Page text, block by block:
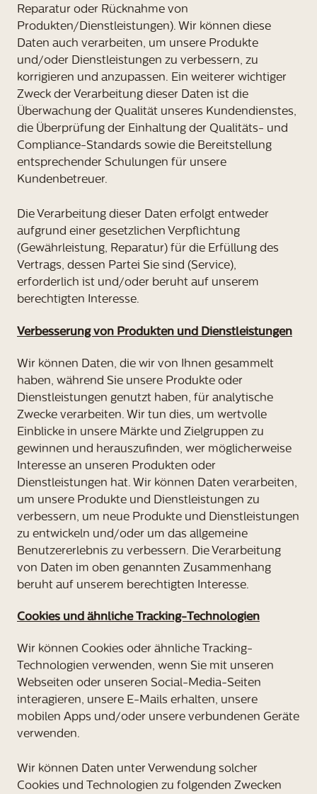
Reparatur oder Rücknahme von
Produkten/Dienstleistungen). Wir können diese
Daten auch verarbeiten, um unsere Produkte
und/oder Dienstleistungen zu verbessern, zu
korrigieren und anzupassen. Ein weiterer wichtiger
Zweck der Verarbeitung dieser Daten ist die
Überwachung der Qualität unseres Kundendienstes,
die Überprüfung der Einhaltung der Qualitäts- und
Compliance-Standards sowie die Bereitstellung
entsprechender Schulungen für unsere
Kundenbetreuer.
Die Verarbeitung dieser Daten erfolgt entweder
aufgrund einer gesetzlichen Verpflichtung
(Gewährleistung, Reparatur) für die Erfüllung des
Vertrags, dessen Partei Sie sind (Service),
erforderlich ist und/oder beruht auf unserem
berechtigten Interesse.
Verbesserung von Produkten und Dienstleistungen
Wir können Daten, die wir von Ihnen gesammelt
haben, während Sie unsere Produkte oder
Dienstleistungen genutzt haben, für analytische
Zwecke verarbeiten. Wir tun dies, um wertvolle
Einblicke in unsere Märkte und Zielgruppen zu
gewinnen und herauszufinden, wer möglicherweise
Interesse an unseren Produkten oder
Dienstleistungen hat. Wir können Daten verarbeiten,
um unsere Produkte und Dienstleistungen zu
verbessern, um neue Produkte und Dienstleistungen
zu entwickeln und/oder um das allgemeine
Benutzererlebnis zu verbessern. Die Verarbeitung
von Daten im oben genannten Zusammenhang
beruht auf unserem berechtigten Interesse.
Cookies und ähnliche Tracking-Technologien
Wir können Cookies oder ähnliche Tracking-
Technologien verwenden, wenn Sie mit unseren
Webseiten oder unseren Social-Media-Seiten
interagieren, unsere E-Mails erhalten, unsere
mobilen Apps und/oder unsere verbundenen Geräte
verwenden.
Wir können Daten unter Verwendung solcher
Cookies und Technologien zu folgenden Zwecken